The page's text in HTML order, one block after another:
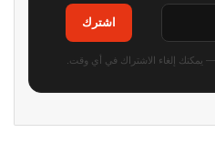
اشترك
إلغاء الاشتراك في أي وقت.